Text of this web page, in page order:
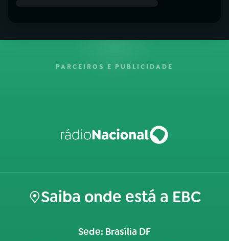
PARCEIROS E PUBLICIDADE
Saiba onde está a EBC
Sede: Brasília DF